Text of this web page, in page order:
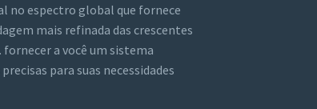
no espectro global que fornece
mais refinada das crescentes
fornecer a você um sistema
para suas necessidades